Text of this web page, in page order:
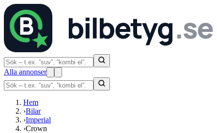
Alla annonser
Hem
›Bilar
›Imperial
›Crown